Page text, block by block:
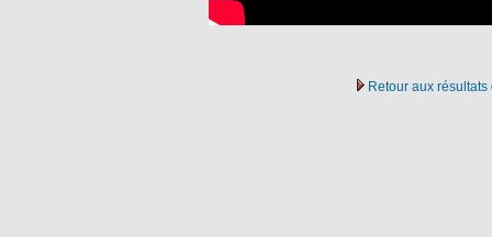
Retour aux